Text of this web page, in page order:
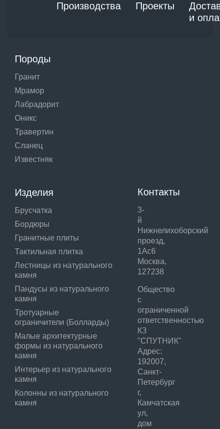
Производства Проекты
и
Породы
Гранит
Мрамор
Лабрадорит
Оникс
Травертин
Сланец
Известняк
Изделия
Брусчатка
Бордюры
Гранитные плиты
Тактильная плитка
Лестницы из натурального
камня
Пандусы из натурального
камня
Тротуарные
ограничители (Болларды)
Малые архитектурные
формы из натурального
камня
Интерьер из натурального
камня
Колонны из натурального
камня
Контакты
3-
й
Нижнелихоборский
проезд,
1Ас6
Москва,
127238
Общество
с
ограниченной
ответственностью
КЗ
"СПУТНИК"
Адрес:
192007,
Санкт-
Петербург
г,
Камчатская
ул,
дом